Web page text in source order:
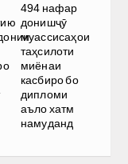
494 нафар
донишҷӯ
муассисаҳои
таҳсилоти
миёнаи
касбиро бо
дипломи
аъло хатм
намуданд